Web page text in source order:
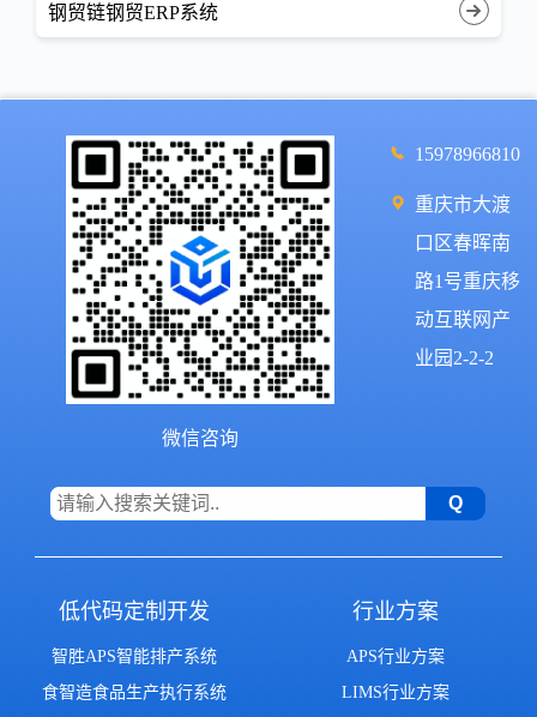
钢贸链钢贸ERP系统
微信咨询
15978966810
重庆市大渡
口区春晖南
路1号重庆移
动互联网产
业园2-2-2
低代码定制开发
智胜APS智能排产系统
食智造食品生产执行系统
行业方案
APS行业方案
LIMS行业方案